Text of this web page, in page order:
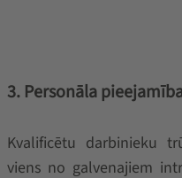
3. Personāla
Kvalificētu darbinieku
viens no galvenajiem